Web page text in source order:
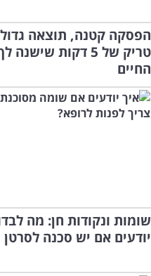
הפסקה קטנה, תוצאה
טריק של 5 דקות
החיים
שומות ונקודות חן: מה
יודעים אם יש סכנה לסרטן